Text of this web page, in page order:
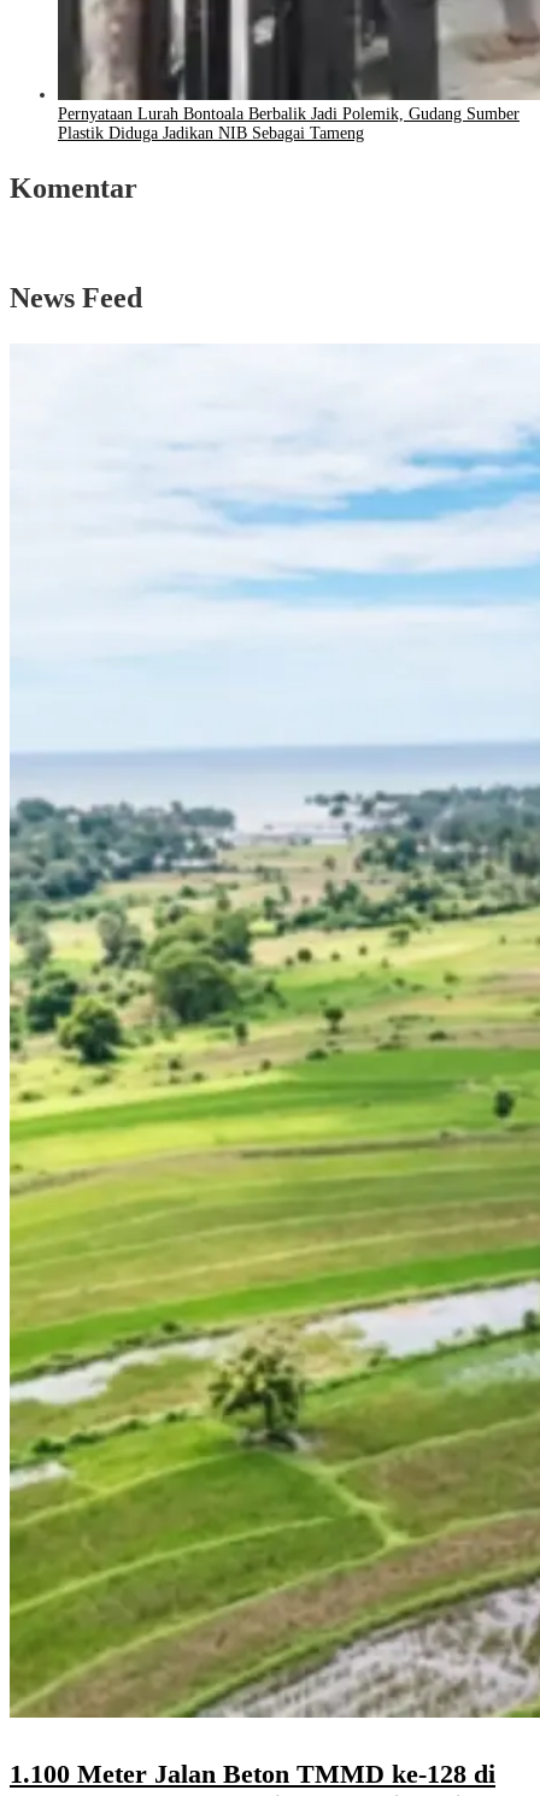
Pernyataan Lurah Bontoala Berbalik Jadi Polemik, Gudang Sumber
Plastik Diduga Jadikan NIB Sebagai Tameng
Komentar
News Feed
1.100 Meter Jalan Beton TMMD ke-128 di